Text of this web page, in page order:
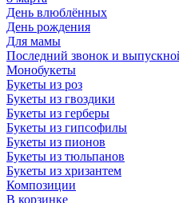
День влюблённых
День рождения
Для мамы
Последний звонок и
Монобукеты
Букеты из роз
Букеты из гвоздики
Букеты из герберы
Букеты из гипсофилы
Букеты из пионов
Букеты из тюльпанов
Букеты из хризантем
Композиции
В корзинке